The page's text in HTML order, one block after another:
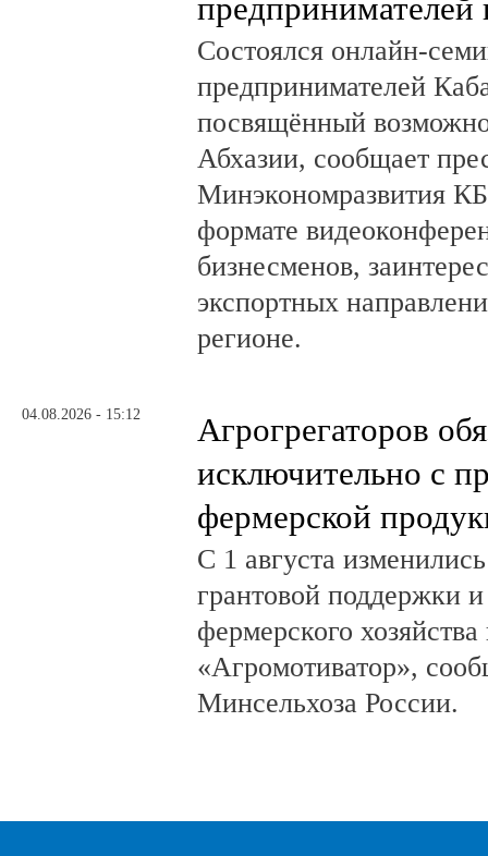
предпринимателей
Состоялся онлайн-
предпринимателей
посвящённый
Абхазии, сообщает
Минэкономразвития
формате
бизнесменов,
экспортных
регионе.
04.08.2026 - 15:12
Агрогрегаторов
исключительно с
фермерской
С 1 августа
грантовой поддержки
фермерского хозяйства
«Агромотиватор»,
Минсельхоза России.